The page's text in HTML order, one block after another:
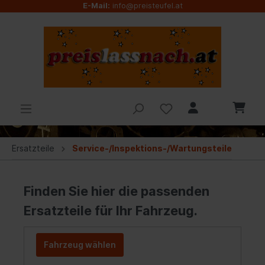
E-Mail: info@preisteufel.at
Ersatzteile Service-/Inspektions-/Wartungsteile
Finden Sie hier die passenden
Ersatzteile für Ihr Fahrzeug.
Fahrzeug wählen